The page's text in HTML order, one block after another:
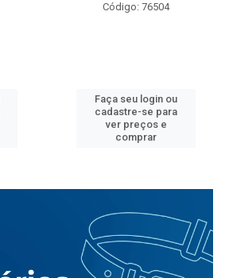
Código: 76504
Faça seu login ou
cadastre-se para
ver preços e
comprar